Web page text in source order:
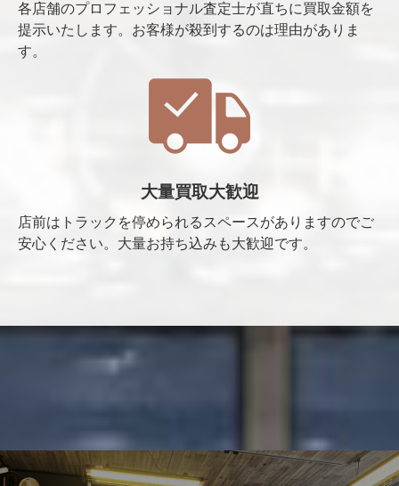
各店舗のプロフェッショナル査定士が直ちに買取金額を
提示いたします。お客様が殺到するのは理由がありま
す。
大量買取大歓迎
店前はトラックを停められるスペースがありますのでご
安心ください。大量お持ち込みも大歓迎です。